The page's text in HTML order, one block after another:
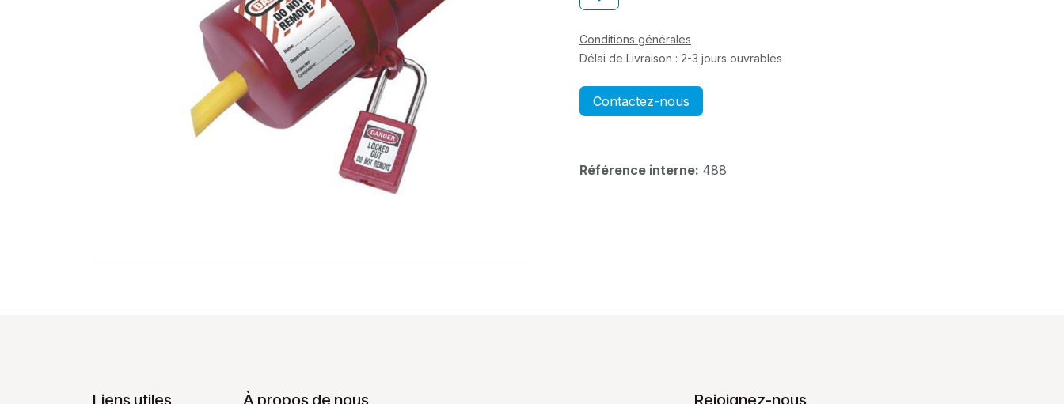
Conditions générales
Délai de Livraison : 2-3 jours ouvrables
Contactez-nous
Référence interne: 488
Liens utiles À propos de nous Rejoignez-nous